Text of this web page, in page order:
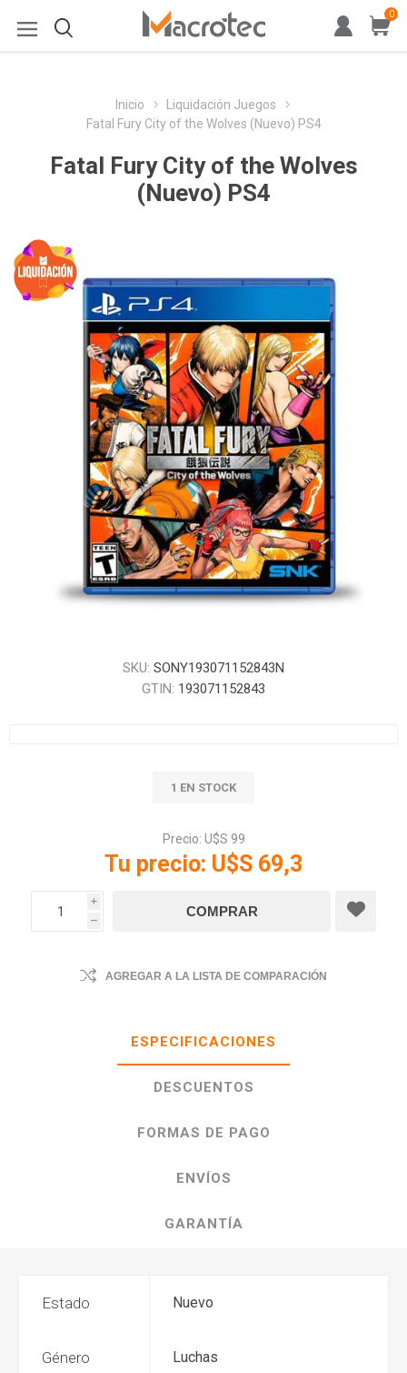
0
Inicio
Liquidación Juegos
Fatal Fury City of the Wolves (Nuevo) PS4
Fatal Fury City of the Wolves
(Nuevo) PS4
SKU: SONY193071152843N
GTIN: 193071152843
1 EN STOCK
Precio: U$S 99
Tu precio: U$S 69,3
i
h
AGREGAR A LA LISTA DE COMPARACIÓN
ESPECIFICACIONES
DESCUENTOS
FORMAS DE PAGO
ENVÍOS
GARANTÍA
Estado Nuevo
Género Luchas